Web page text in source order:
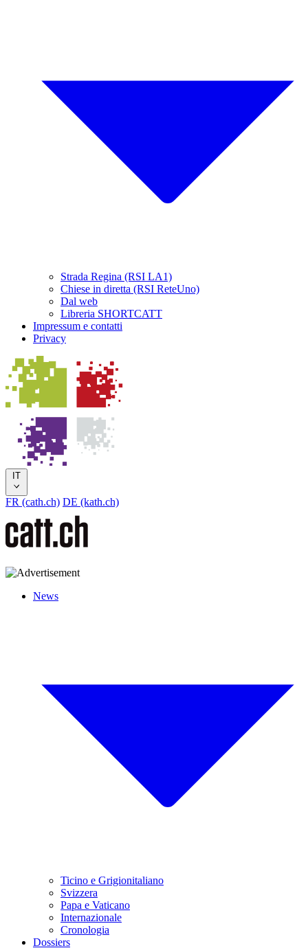
Strada Regina (RSI LA1)
Chiese in diretta (RSI ReteUno)
Dal web
Libreria SHORTCATT
Impressum e contatti
Privacy
IT
FR (cath.ch) DE (kath.ch)
News
Ticino e Grigionitaliano
Svizzera
Papa e Vaticano
Internazionale
Cronologia
Dossiers